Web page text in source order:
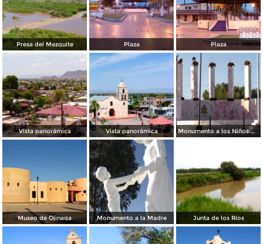
Presa del Mezquite Plaza Plaza
Vista panorámica Vista panorámica Monumento a los Niños Héroes
Museo de Ojinaga Monumento a la Madre Junta de los Ríos